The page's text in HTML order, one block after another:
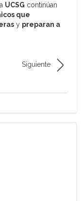
UCSG continúan
que
y preparan a
Siguiente